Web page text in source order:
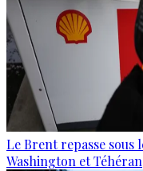
Le Brent repasse sous
Washington et Téhéran